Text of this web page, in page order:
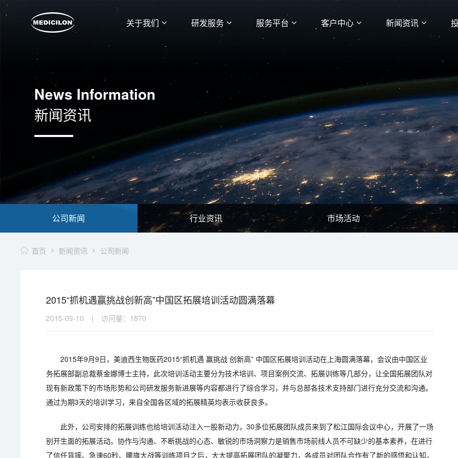
关于我们 研发服务 服务平台 客户中心 新闻资讯
News Information
新闻资讯
公司新闻 行业资讯 市场活动
首页 新闻资讯 公司新闻
2015“抓机遇赢挑战创新高”中国区拓展培训活动圆满落幕
2015-09-10 | 访问量： 1870
2015年9月9日，美迪西生物医药2015“抓机遇 赢挑战 创新高” 中国区拓展培训活动在上海圆满落幕，会议由中国区业
务拓展部副总裁蔡金娜博士主持，此次培训活动主要分为技术培训、项目案例交流、拓展训练等几部分，让全国拓展团队对
现有新政策下的市场形势和公司研发服务新进展等内容都进行了综合学习，并与总部各技术支持部门进行充分交流和沟通。
通过为期3天的培训学习，来自全国各区域的拓展精英均表示收获良多。
此外，公司安排的拓展训练也给培训活动注入一股新动力，30多位拓展团队成员来到了松江国际会议中心，开展了一场
别开生面的拓展活动。协作与沟通、不断挑战的心态、敏锐的市场洞察力是销售市场前线人员不可缺少的基本素养，在进行
了信任背摔、急速60秒、腰旗大战等训练项目之后，大大提高拓展团队的凝聚力，各成员对团队合作有了新的感悟和认知，